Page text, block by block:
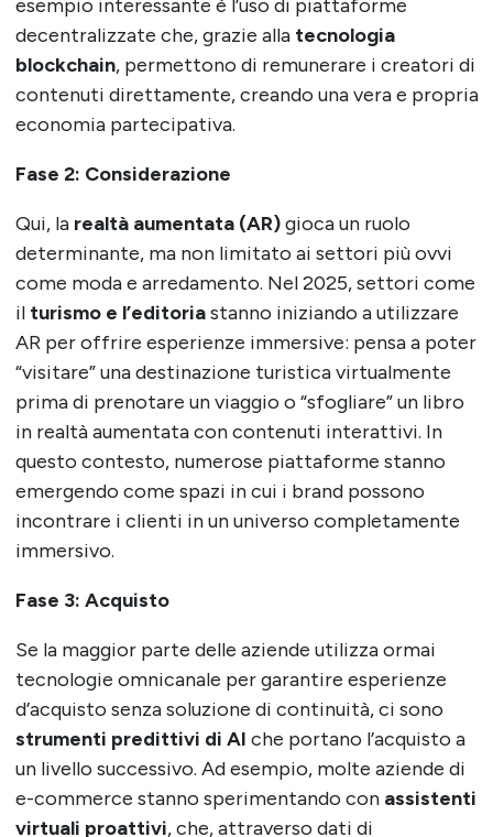
esempio interessante è l’uso di piattaforme
decentralizzate che, grazie alla tecnologia
blockchain, permettono di remunerare i creatori di
contenuti direttamente, creando una vera e propria
economia partecipativa.
Fase 2: Considerazione
Qui, la realtà aumentata (AR)gioca un ruolo
determinante, ma non limitato ai settori più ovvi
come moda e arredamento. Nel 2025, settori come
il turismo e l’editoriastanno iniziando a utilizzare
AR per offrire esperienze immersive: pensa a poter
“visitare” una destinazione turistica virtualmente
prima di prenotare un viaggio o “sfogliare” un libro
in realtà aumentata con contenuti interattivi. In
questo contesto, numerose piattaforme stanno
emergendo come spazi in cui i brand possono
incontrare i clienti in un universo completamente
immersivo.
Fase 3: Acquisto
Se la maggior parte delle aziende utilizza ormai
tecnologie omnicanale per garantire esperienze
d’acquisto senza soluzione di continuità, ci sono
strumenti predittivi di AI che portano l’acquisto a
un livello successivo. Ad esempio, molte aziende di
e-commerce stanno sperimentando con assistenti
virtuali proattivi, che, attraverso dati di